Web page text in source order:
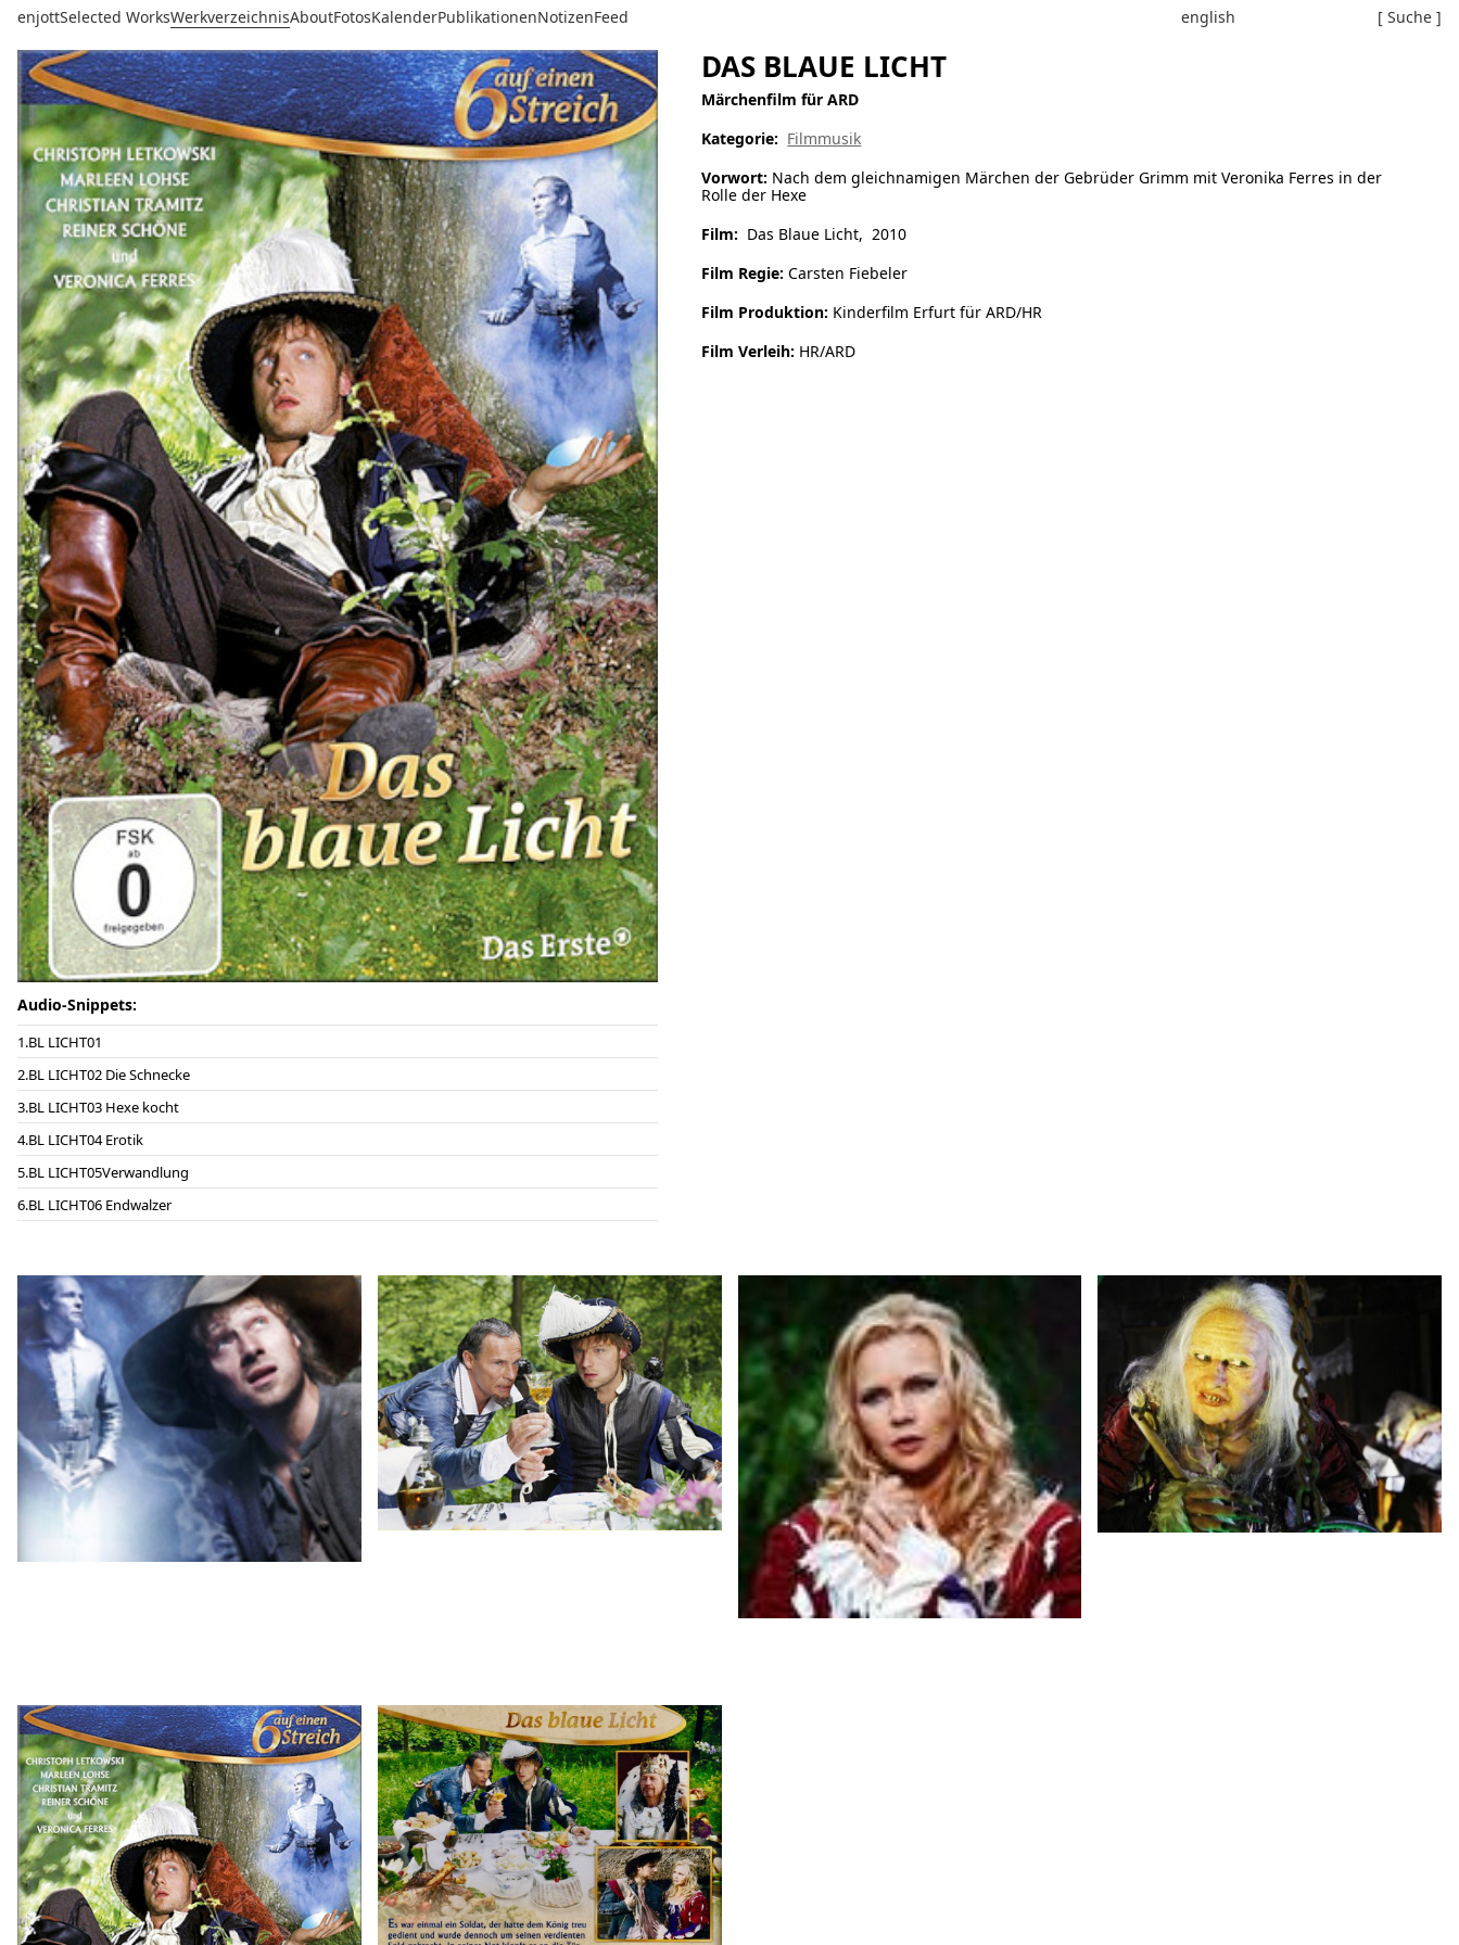
enjottSelected WorksWerkverzeichnisAboutFotosKalenderPublikationenNotizenFeed english [ Suche ]
Audio-Snippets:
BL LICHT01
BL LICHT02 Die Schnecke
BL LICHT03 Hexe kocht
BL LICHT04 Erotik
BL LICHT05Verwandlung
BL LICHT06 Endwalzer
DAS BLAUE LICHT
Märchenfilm für ARD
Kategorie: Filmmusik
Vorwort: Nach dem gleichnamigen Märchen der Gebrüder Grimm mit Veronika Ferres in der
Rolle der Hexe
Film: Das Blaue Licht, 2010
Film Regie: Carsten Fiebeler
Film Produktion: Kinderfilm Erfurt für ARD/HR
Film Verleih: HR/ARD